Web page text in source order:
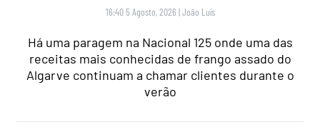
16:40 5 Agosto, 2026 |João Luís
Há uma paragem na Nacional 125 onde uma das
receitas mais conhecidas de frango assado do
Algarve continuam a chamar clientes durante o
verão